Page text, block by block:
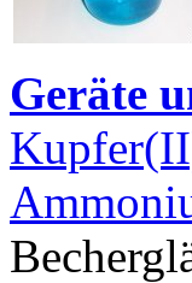
Geräte